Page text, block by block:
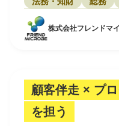
株式会社フレンドマ
顧客伴走 × プ
を担う